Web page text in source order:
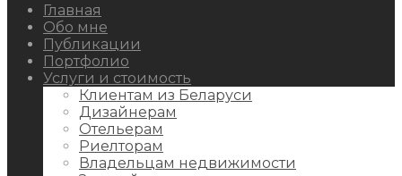
Главная
Обо мне
Публикации
Портфолио
Услуги и стоимость
Клиентам из Беларуси
Дизайнерам
Отельерам
Риелторам
Владельцам недвижимости